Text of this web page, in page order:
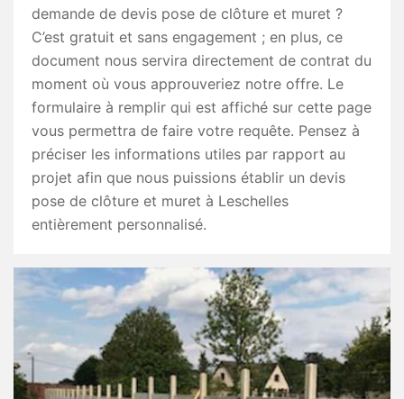
demande de devis pose de clôture et muret ?
C’est gratuit et sans engagement ; en plus, ce
document nous servira directement de contrat du
moment où vous approuveriez notre offre. Le
formulaire à remplir qui est affiché sur cette page
vous permettra de faire votre requête. Pensez à
préciser les informations utiles par rapport au
projet afin que nous puissions établir un devis
pose de clôture et muret à Leschelles
entièrement personnalisé.